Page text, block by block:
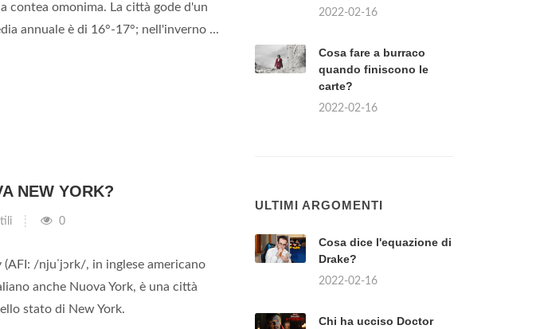
contea omonima. La città gode d'un
annuale è di 16°-17°; nell'inverno ...
NEW YORK?
0
/njuˈjɔrk/, in inglese americano
anche Nuova York, è una città
stato di New York.
2022-02-16
Cosa fare a burraco
quando finiscono le
carte?
2022-02-16
ULTIMI ARGOMENTI
Cosa dice l'equazione di
Drake?
2022-02-16
Chi ha ucciso Doctor